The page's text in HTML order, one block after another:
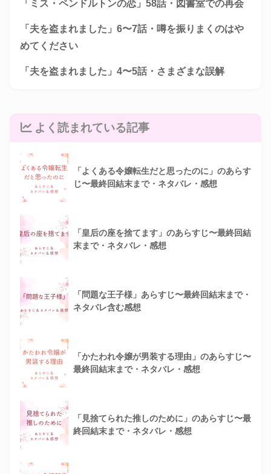
「ミス・ペンドルトンの恋」58話・図書室での再会
「夫を盗まれました」6〜7話・噂を振りまくのはや
めてください
「夫を盗まれました」4〜5話・さまざまな誤解
よく読まれている記事
「よくある令嬢転生だと思ったのに」のあらす
じ〜最終回結末まで・ネタバレ・感想
「皇后の座を捨てます」のあらすじ〜最終回結
末まで・ネタバレ・感想
「問題な王子様」あらすじ〜最終回結末まで・
ネタバレ含む感想
「かたわれ令嬢が男装する理由」のあらすじ〜
最終回結末まで・ネタバレ・感想
「見捨てられた推しのために」のあらすじ〜最
終回結末まで・ネタバレ・感想